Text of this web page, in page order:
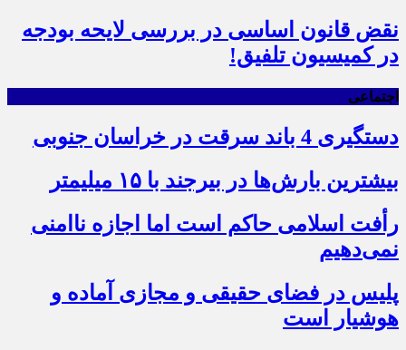
نقض قانون اساسی در بررسی لایحه بودجه
در کمیسیون تلفیق!
اجتماعی
دستگیری 4 باند سرقت در خراسان جنوبی
بیشترین بارش‌ها در بیرجند با ۱۵ میلیمتر
رأفت اسلامی حاکم است اما اجازه ناامنی
نمی‌دهیم
پلیس در فضای حقیقی و مجازی آماده و
هوشیار است